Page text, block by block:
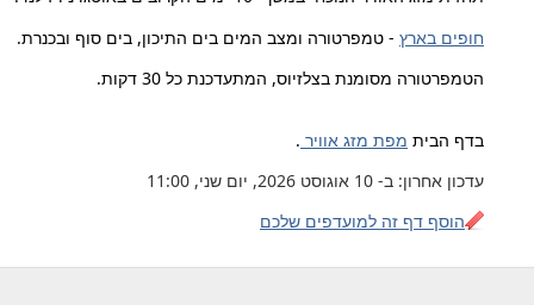
חופים בארץ - טמפרטורה ומצב המים בים התיכון, בים סוף ובכנרת.
הטמפרטורה מסומנת בצלזיוס, המתעדכנת כל 30 דקות.
בדף הבית מפת מזג אוויר .
עדכון אחרון: ב- 10 אוגוסט 2026, יום שני, 11:00
הוסף דף זה למועדפים שלכם